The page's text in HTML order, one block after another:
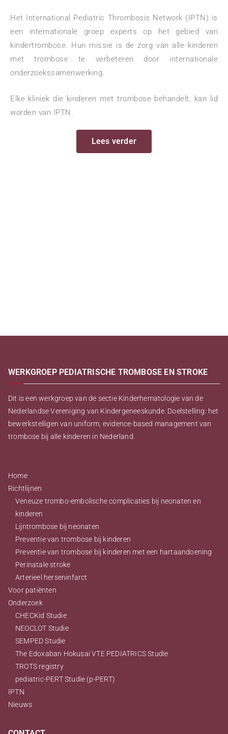
Het International Pediatric Thrombosis Network (IPTN) is
een internationale groep experts op het gebied van
kindertrombose. Hun missie is de zorg van alle kinderen
met trombose te verbeteren door internationale
onderzoekssamenwerking.
Elke kliniek die kinderen met trombose behandelt, kan lid
worden van IPTN.
Lees verder
WERKGROEP PEDIATRISCHE TROMBOSE EN STROKE
Dit is een werkgroep van de sectie Kinderhematologie van de
Nederlandse Vereniging van Kindergeneeskunde. Doelstelling: het
bewerkstelligen van uniform, evidence-based management van
trombose bij alle kinderen in Nederland.
Home
Richtlijnen
Veneuze trombo-embolische complicaties bij neonaten en
kinderen
Lijntrombose bij neonaten
Preventie van trombose bij kinderen
Preventie van trombose bij kinderen met een hartaandoening
Perinatale stroke
Arterieel herseninfarct
Voor patiënten
Onderzoek
CHECKid Studie
NEOCLOT Studie
SEMPED Studie
The Edoxaban Hokusai VTE PEDIATRICS Studie
TROTS registry
pediatric-PERT Studie (p-PERT)
IPTN
Nieuws